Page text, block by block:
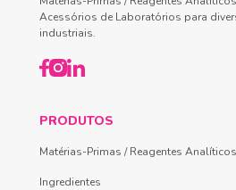
Acessórios de Laboratórios para
industriais.
PRODUTOS
Matérias-Primas / Reagentes Analíticos
Ingredientes